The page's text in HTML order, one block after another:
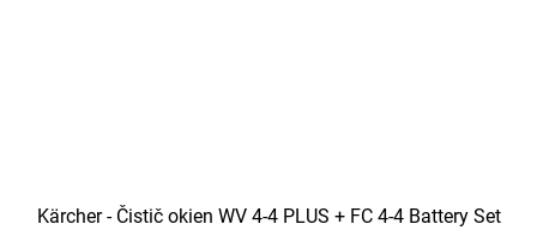
Kärcher - Čistič okien WV 4-4 PLUS + FC 4-4 Battery Set